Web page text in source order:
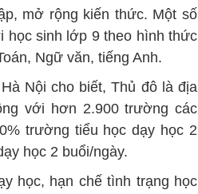
mở rộng kiến thức. Một số
học sinh lớp 9 theo hình thức
Ngữ văn, tiếng Anh.
Nội cho biết, Thủ đô là địa
với hơn 2.900 trường các
trường tiểu học dạy học 2
học 2 buổi/ngày.
học, hạn chế tình trạng học